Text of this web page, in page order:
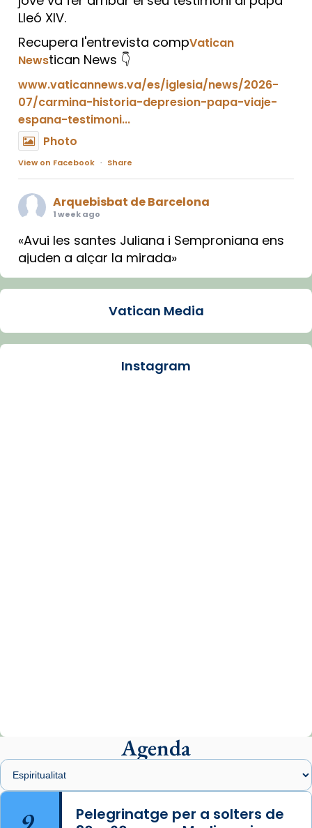
Lleó XIV.
Recupera l'entrevista compVatican
Newstican News 👇
www.vaticannews.va/es/iglesia/news/2026-
07/carmina-historia-depresion-papa-viaje-
espana-testimoni...
Photo
View on Facebook · Share
Arquebisbat de Barcelona
1 week ago
«Avui les santes Juliana i Semproniana ens
ajuden a alçar la mirada»
Mons. Sergi Gordo, bisbe de Tortosa, ha
Santes de Mataró.
🔗tinyurl.com/cvu5jmbk
Arquebisbat de Barcelona
1 week ago
Memòria de les santes Juliana i
Semproniana, verges i màrtirs.
Vatican Media
Instagram
Agenda
Pelegrinatge per a solters de